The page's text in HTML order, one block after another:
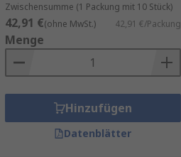
Zwischensumme (1 Packung mit 10 Stück)
42,91 €(ohne MwSt.) 42,91 €/Packung
Menge
Hinzufügen
Datenblätter